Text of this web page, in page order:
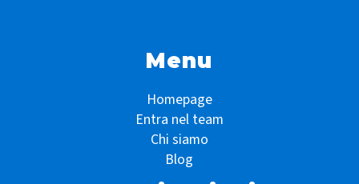
Menu
Homepage
Entra nel team
Chi siamo
Blog